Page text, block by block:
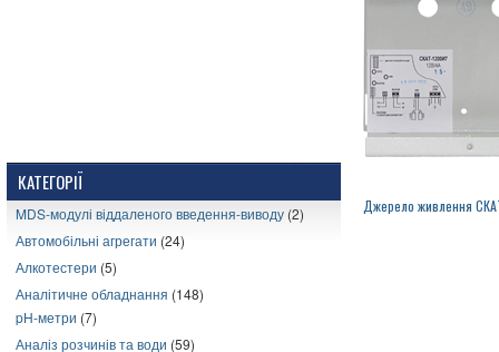
КАТЕГОРІЇ
MDS-модулі віддаленого введення-виводу (2)
Автомобільні агрегати (24)
Алкотестери (5)
Аналітичне обладнання (148)
pH-метри (7)
Аналіз розчинів та води (59)
Джерело живлення